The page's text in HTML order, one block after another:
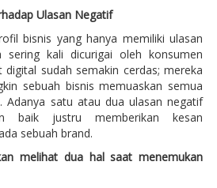
Ulasan Negatif
bisnis yang hanya memiliki ulasan
sering kali dicurigai oleh konsumen
sudah semakin cerdas; mereka
sebuah bisnis memuaskan semua
Adanya satu atau dua ulasan negatif
baik justru memberikan kesan
sebuah brand.
melihat dua hal saat menemukan